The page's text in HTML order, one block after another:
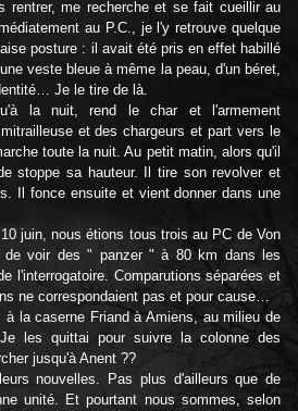
rentrer, me recherche et se fait cueillir au
au P.C., je l'y retrouve quelque
posture : il avait été pris en effet habillé
veste bleue à même la peau, d'un béret,
Je le tire de là.
la nuit, rend le char et l'armement
et des chargeurs et part vers le
toute la nuit. Au petit matin, alors qu'il
stoppe sa hauteur. Il tire son revolver et
Il fonce ensuite et vient donner dans une
juin, nous étions tous trois au PC de Von
de voir des " panzer " à 80 km dans les
l'interrogatoire. Comparutions séparées et
ne correspondaient pas et pour cause…
la caserne Friand à Amiens, au milieu de
les quittai pour suivre la colonne des
jusqu'à Anent ??
nouvelles. Pas plus d'ailleurs que de
unité. Et pourtant nous sommes, selon